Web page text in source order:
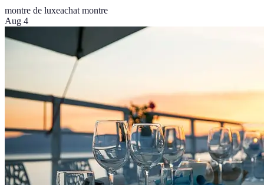
montre de luxeachat montre
Aug 4